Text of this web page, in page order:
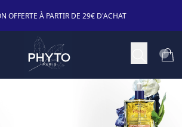
OFFERTE À PARTIR DE 29€ D'ACHAT